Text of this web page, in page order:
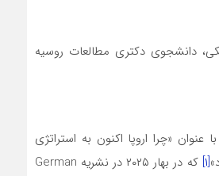
دانشجوی دکتری مطالعات روسیه
عنوان «چرا اروپا اکنون به استراتژی
[۱]
که در بهار ۲۰۲۵ در نشریه German